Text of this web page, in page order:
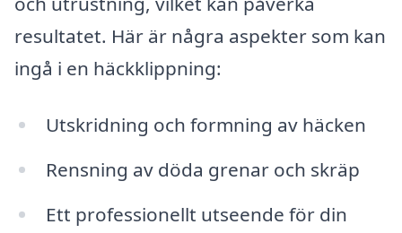
resultatet. Här är några aspekter som kan
ingå i en häckklippning:
Utskridning och formning av häcken
Rensning av döda grenar och skräp
Ett professionellt utseende för din